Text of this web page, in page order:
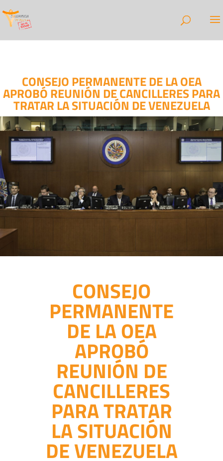
CONSEJO PERMANENTE DE LA OEA
APROBÓ REUNIÓN DE CANCILLERES PARA
TRATAR LA SITUACIÓN DE VENEZUELA
CONSEJO
PERMANENTE
DE LA OEA
APROBÓ
REUNIÓN DE
CANCILLERES
PARA TRATAR
LA SITUACIÓN
DE VENEZUELA